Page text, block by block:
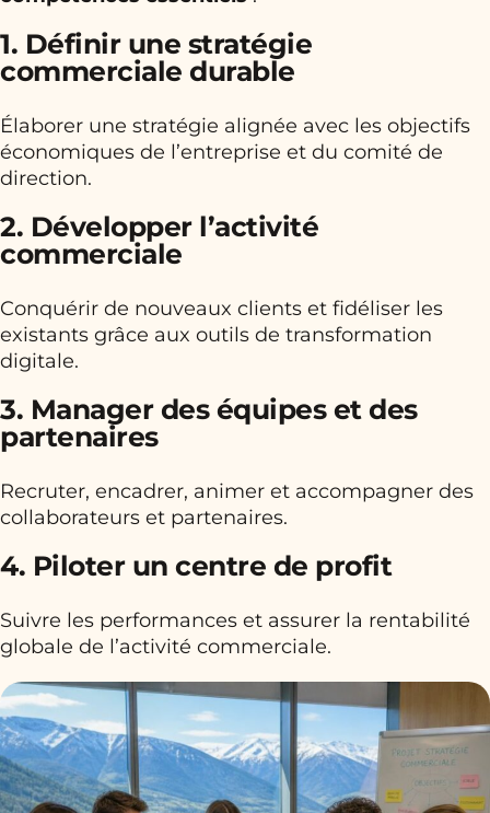
1. Définir une stratégie
commerciale durable
Élaborer une stratégie alignée avec les objectifs
économiques de l’entreprise et du comité de
direction.
2. Développer l’activité
commerciale
Conquérir de nouveaux clients et fidéliser les
existants grâce aux outils de transformation
digitale.
3. Manager des équipes et des
partenaires
Recruter, encadrer, animer et accompagner des
collaborateurs et partenaires.
4. Piloter un centre de profit
Suivre les performances et assurer la rentabilité
globale de l’activité commerciale.